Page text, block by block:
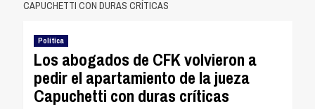
CAPUCHETTI CON DURAS CRÍTICAS
Política
Los abogados de CFK volvieron a
pedir el apartamiento de la jueza
Capuchetti con duras críticas